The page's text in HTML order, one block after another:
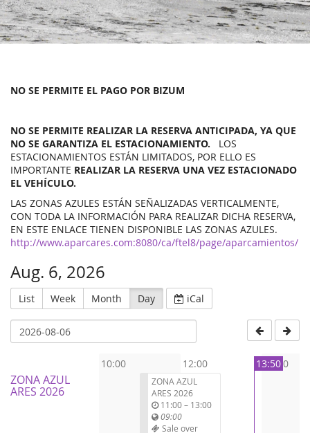
NO SE PERMITE EL PAGO POR BIZUM
NO SE PERMITE REALIZAR LA RESERVA ANTICIPADA, YA QUE
NO SE GARANTIZA EL ESTACIONAMIENTO. LOS
ESTACIONAMIENTOS ESTÁN LIMITADOS, POR ELLO ES
IMPORTANTE REALIZAR LA RESERVA UNA VEZ ESTACIONADO
EL VEHÍCULO.
LAS ZONAS AZULES ESTÁN SEÑALIZADAS VERTICALMENTE,
CON TODA LA INFORMACIÓN PARA REALIZAR DICHA RESERVA,
EN ESTE ENLACE TIENEN DISPONIBLE LAS ZONAS AZULES.
http://www.aparcares.com:8080/ca/ftel8/page/aparcamientos/
Aug. 6, 2026
List Week Month Day iCal
10:00 12:00 14:00
ZONA AZUL
ARES 2026
ZONA AZUL
ARES 2026
11:00 – 13:00
09:00
Sale over
13:50